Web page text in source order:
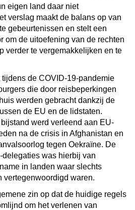
eigen land daar niet
verslag maakt de balans op van
gebeurtenissen en stelt een
om de uitoefening van de rechten
verder te vergemakkelijken en te
de COVID-19-pandemie
die door reisbeperkingen
werden gebracht dankzij de
de EU en de lidstaten.
werd verleend aan EU-
na de crisis in Afghanistan en
tegen Oekraïne. De
delegaties was hierbij van
in landen waar slechts
vertegenwoordigd waren.
zin op dat de huidige regels
om het verlenen van